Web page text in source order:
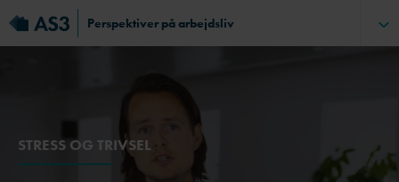
Perspektiver på arbejdsliv
STRESS OG TRIVSEL